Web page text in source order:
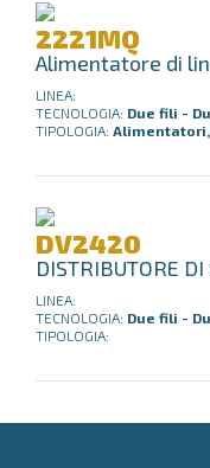
2221MQ
Alimentatore di
LINEA:
TECNOLOGIA: Due fili -
TIPOLOGIA:
DV2420
DISTRIBUTORE
LINEA:
TECNOLOGIA: Due fili -
TIPOLOGIA: